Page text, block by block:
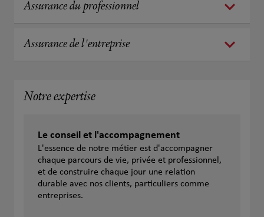
Assurance du professionnel
Assurance de l'entreprise
Notre expertise
Le conseil et l'accompagnement
L'essence de notre métier est d'accompagner
chaque parcours de vie, privée et professionnel,
et de construire chaque jour une relation
durable avec nos clients, particuliers comme
entreprises.